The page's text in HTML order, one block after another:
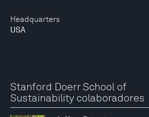
Headquarters
USA
Stanford Doerr School of
Sustainability colaboradores